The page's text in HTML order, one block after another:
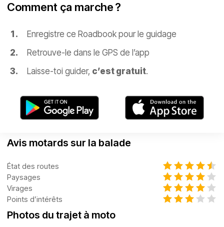
Comment ça marche ?
Enregistre ce Roadbook pour le guidage
Retrouve-le dans le GPS de l’app
Laisse-toi guider, c’est gratuit.
Avis motards sur la balade
État des routes
Paysages
Virages
Points d’intérêts
Photos du trajet à moto